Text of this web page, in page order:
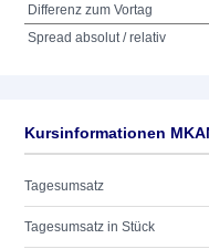
Differenz zum Vortag
Spread absolut / relativ
Kursinformationen
Tagesumsatz
Tagesumsatz in Stück